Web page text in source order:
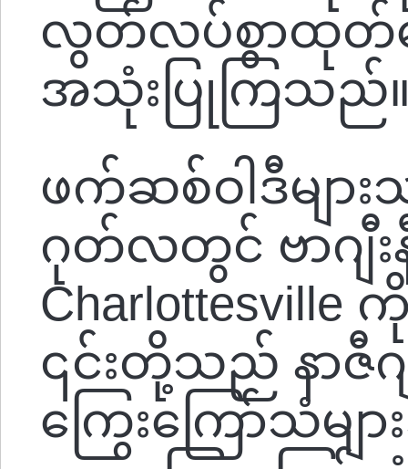
လွတ်လပ်စွာထုတ်ဖ
အသုံးပြုကြသည်
ဖက်ဆစ်ဝါဒီမျာ
ဂုတ်လတွင် ဗာဂျီး
၎င်းတို့သည် နာဇီ
ကြွေးကြော်သံမျ